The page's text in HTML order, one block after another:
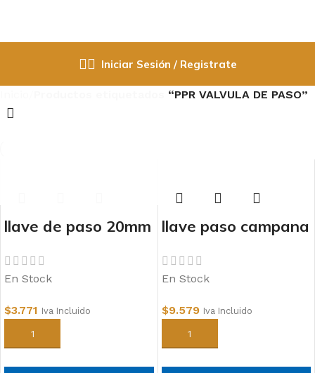
Iniciar Sesión / Registrate
Productos etiquetados “PPR VALVULA DE PASO”
llave de paso 20mm
En Stock
$3.771 Iva Incluido
Añadir al carrito
llave paso campana
25mm vastago
En Stock
$9.579 Iva Incluido
Añadir al carrito
Grifo
Contenedores de Agua
Electricidad